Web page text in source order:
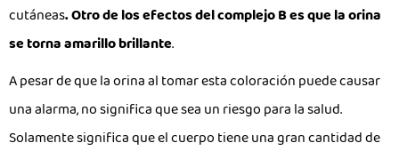
cutáneas. Otro de los efectos del complejo B es que la orina
se torna amarillo brillante.
A pesar de que la orina al tomar esta coloración puede causar
una alarma, no significa que sea un riesgo para la salud.
Solamente significa que el cuerpo tiene una gran cantidad de